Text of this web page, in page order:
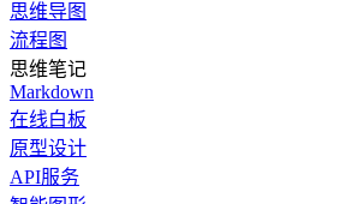
思维导图
流程图
思维笔记
Markdown
在线白板
原型设计
API服务